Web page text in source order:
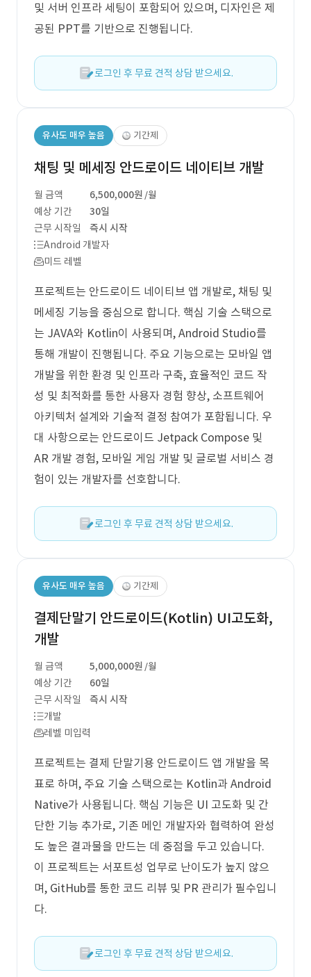
및 서버 인프라 세팅이 포함되어 있으며, 디자인은 제
공된 PPT를 기반으로 진행됩니다.
로그인 후 무료 견적 상담 받으세요.
유사도 매우 높음 기간제
채팅 및 메세징 안드로이드 네이티브 개발
월 금액 6,500,000원 /월
예상 기간
30일
근무 시작일
즉시 시작
Android 개발자
미드 레벨
프로젝트는 안드로이드 네이티브 앱 개발로, 채팅 및
메세징 기능을 중심으로 합니다. 핵심 기술 스택으로
는 JAVA와 Kotlin이 사용되며, Android Studio를
통해 개발이 진행됩니다. 주요 기능으로는 모바일 앱
개발을 위한 환경 및 인프라 구축, 효율적인 코드 작
성 및 최적화를 통한 사용자 경험 향상, 소프트웨어
아키텍처 설계와 기술적 결정 참여가 포함됩니다. 우
대 사항으로는 안드로이드 Jetpack Compose 및
AR 개발 경험, 모바일 게임 개발 및 글로벌 서비스 경
험이 있는 개발자를 선호합니다.
로그인 후 무료 견적 상담 받으세요.
유사도 매우 높음 기간제
결제단말기 안드로이드(Kotlin) UI고도화,
개발
월 금액 5,000,000원 /월
예상 기간
60일
근무 시작일
즉시 시작
개발
레벨 미입력
프로젝트는 결제 단말기용 안드로이드 앱 개발을 목
표로 하며, 주요 기술 스택으로는 Kotlin과 Android
Native가 사용됩니다. 핵심 기능은 UI 고도화 및 간
단한 기능 추가로, 기존 메인 개발자와 협력하여 완성
도 높은 결과물을 만드는 데 중점을 두고 있습니다.
이 프로젝트는 서포트성 업무로 난이도가 높지 않으
며, GitHub를 통한 코드 리뷰 및 PR 관리가 필수입니
다.
로그인 후 무료 견적 상담 받으세요.